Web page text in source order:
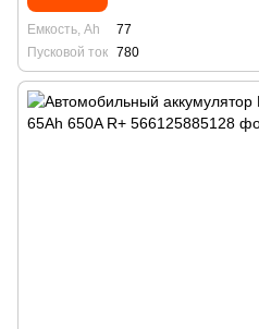
Емкость, Ah
77
Пусковой ток 780